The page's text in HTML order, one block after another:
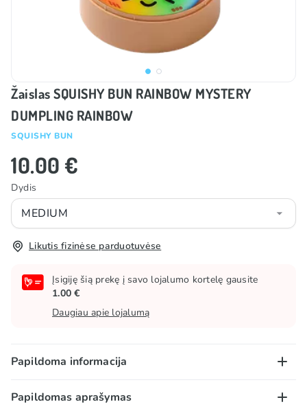
Žaislas SQUISHY BUN RAINBOW MYSTERY
DUMPLING RAINBOW
SQUISHY BUN
10.00 €
Dydis
MEDIUM
Likutis fizinėse parduotuvėse
Įsigiję šią prekę į savo lojalumo kortelę gausite
1.00 €
Daugiau apie lojalumą
Papildoma informacija
Kolekcija
Papildomas aprašymas